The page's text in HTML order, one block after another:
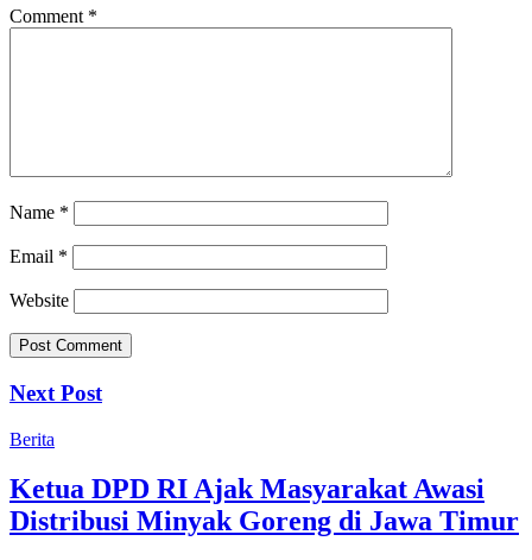
Comment *
Name *
Email *
Website
Next Post
Berita
Ketua DPD RI Ajak Masyarakat Awasi
Distribusi Minyak Goreng di Jawa Timur